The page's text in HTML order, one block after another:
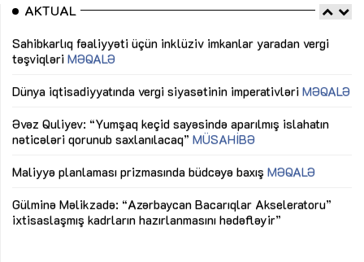
AKTUAL
Sahibkarlıq fəaliyyəti üçün inklüziv imkanlar yaradan vergi
təşviqləri MƏQALƏ
Dünya iqtisadiyyatında vergi siyasətinin imperativləri MƏQALƏ
Əvəz Quliyev: “Yumşaq keçid sayəsində aparılmış islahatın
nəticələri qorunub saxlanılacaq” MÜSAHİBƏ
Maliyyə planlaması prizmasında büdcəyə baxış MƏQALƏ
Gülminə Məlikzadə: “Azərbaycan Bacarıqlar Akseleratoru”
ixtisaslaşmış kadrların hazırlanmasını hədəfləyir”